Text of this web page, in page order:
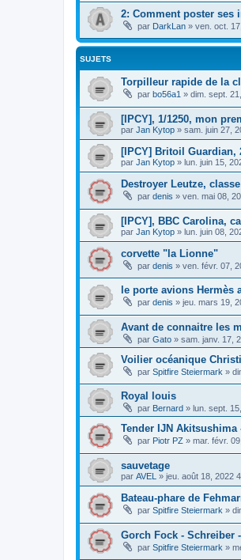
2: Comment poster ses
par DarkLan » ven. oct.
SUJETS
Torpilleur rapide de la
par bo56a1 » dim. sept.
[IPCY], 1/1250, mon
par Jan Kytop » sam. juin 27,
[IPCY] Britoil Guardian,
par Jan Kytop » lun. juin 15,
Destroyer Leutze,
par denis » ven. mai 08,
[IPCY], BBC Carolina,
par Jan Kytop » lun. juin 08,
corvette "la Lionne"
par denis » ven. févr. 07,
le porte avions Hermès
par denis » jeu. mars 19,
Avant de connaitre les
par Gato » sam. janv. 17,
Voilier océanique
par Spitfire Steiermark »
Royal louis
par Bernard » lun. sept.
Tender IJN Akitsushima
par Piotr PZ » mar. févr.
sauvetage
par AVEL » jeu. août 18, 2022
Bateau-phare de
par Spitfire Steiermark »
Gorch Fock - Schreiber
par Spitfire Steiermark »